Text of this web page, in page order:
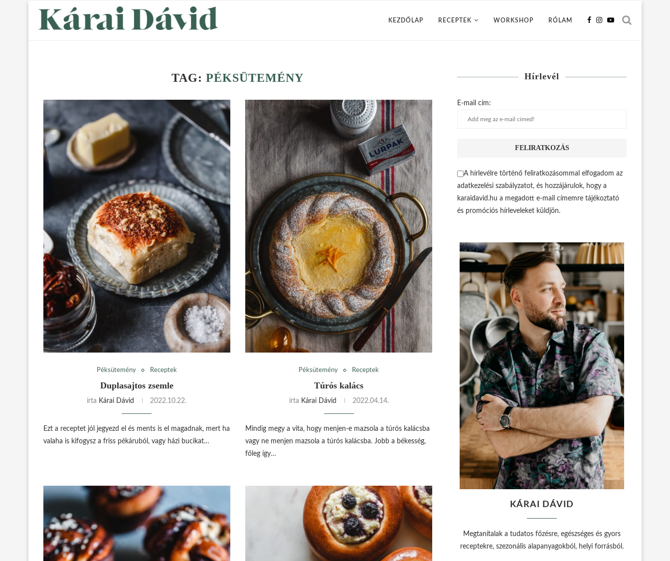
KEZDŐLAP RECEPTEK WORKSHOP RÓLAM
TAG:PÉKSÜTEMÉNY
Péksütemény Receptek
Duplasajtos zsemle
írta Kárai Dávid 2022.10.22.
Ezt a receptet jól jegyezd el és ments is el magadnak, mert ha
valaha is kifogysz a friss pékáruból, vagy házi bucikat…
Péksütemény Receptek
Túrós kalács
írta Kárai Dávid 2022.04.14.
Mindig megy a vita, hogy menjen-e mazsola a túrós kalácsba
vagy ne menjen mazsola a túrós kalácsba. Jobb a békesség,
főleg így…
Hírlevél
E-mail cím:
A hírlevélre történő feliratkozásommal elfogadom az
adatkezelési szabályzatot, és hozzájárulok, hogy a
karaidavid.hu a megadott e-mail címemre tájékoztató
és promóciós hírleveleket küldjön.
KÁRAI DÁVID
Megtanítalak a tudatos főzésre, egészséges és gyors
receptekre, szezonális alapanyagokból, helyi forrásból.